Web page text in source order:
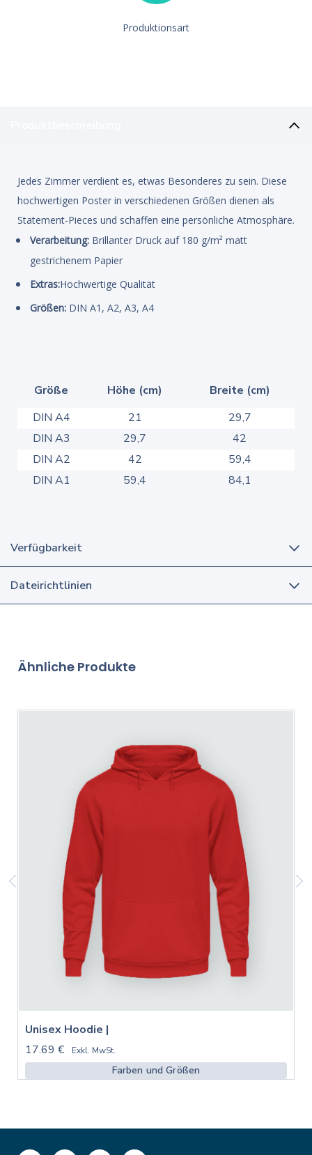
Produktionsart
Jedes Zimmer verdient es, etwas Besonderes zu sein. Diese
hochwertigen Poster in verschiedenen Größen dienen als
Statement-Pieces und schaffen eine persönliche Atmosphäre.
Verarbeitung: Brillanter Druck auf 180 g/m² matt
gestrichenem Papier
Extras:Hochwertige Qualität
Größen: DIN A1, A2, A3, A4
Größe Höhe (cm)
Breite (cm)
DIN A4
21
29,7
DIN A3
29,7
42
DIN A2
42
59,4
DIN A1
59,4 84,1
Verfügbarkeit
Dateirichtlinien
Ähnliche Produkte
Unisex Hoodie |
17.69 €
Exkl. MwSt.
Farben und Größen